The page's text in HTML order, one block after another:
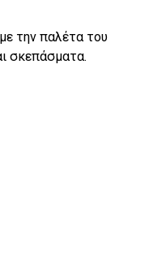
την παλέτα του
σκεπάσματα.